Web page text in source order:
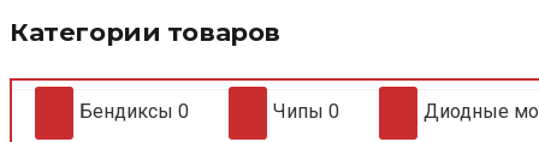
Категории товаров
Бендиксы 0 Чипы 0 Диодные